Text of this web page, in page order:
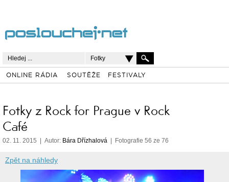
Fotky
ONLINE RÁDIA SOUTĚŽE FESTIVALY
Fotky z Rock for Prague v Rock
Café
02. 11. 2015 | Autor: Bára Dřízhalová | Fotografie 56 ze 76
Zpět na náhledy